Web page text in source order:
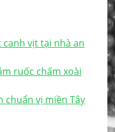
vịt tại nhà an
ruốc chấm xoài
chuẩn vị miền Tây